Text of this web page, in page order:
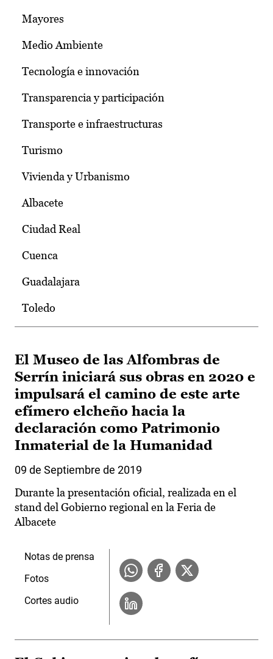
Mayores
Medio Ambiente
Tecnología e innovación
Transparencia y participación
Transporte e infraestructuras
Turismo
Vivienda y Urbanismo
Albacete
Ciudad Real
Cuenca
Guadalajara
Toledo
El Museo de las Alfombras de
Serrín iniciará sus obras en 2020 e
impulsará el camino de este arte
efímero elcheño hacia la
declaración como Patrimonio
Inmaterial de la Humanidad
09 de Septiembre de 2019
Durante la presentación oficial, realizada en el
stand del Gobierno regional en la Feria de
Albacete
Notas de prensa
Fotos
Cortes audio